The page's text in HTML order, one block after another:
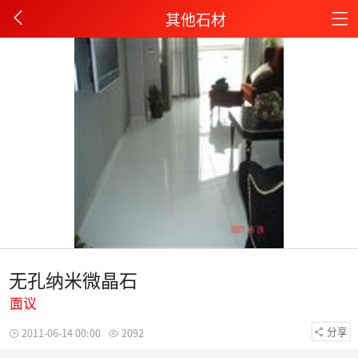
其他石材
无孔纳米微晶石
面议
2011-06-14 00:00 2092 分享